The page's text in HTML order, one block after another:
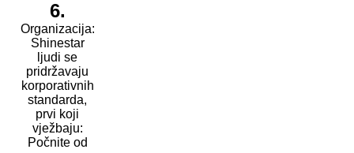
6.
Organizacija:
Shinestar
ljudi se
pridržavaju
korporativnih
standarda,
prvi koji
vježbaju:
Počnite od